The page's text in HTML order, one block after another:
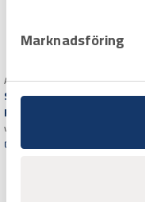
Marknadsföring
Art.nr 2603222
SNICKARHAMMARE Stanley
FAT MAX
vikt i huvudet 567 g
Offertpris